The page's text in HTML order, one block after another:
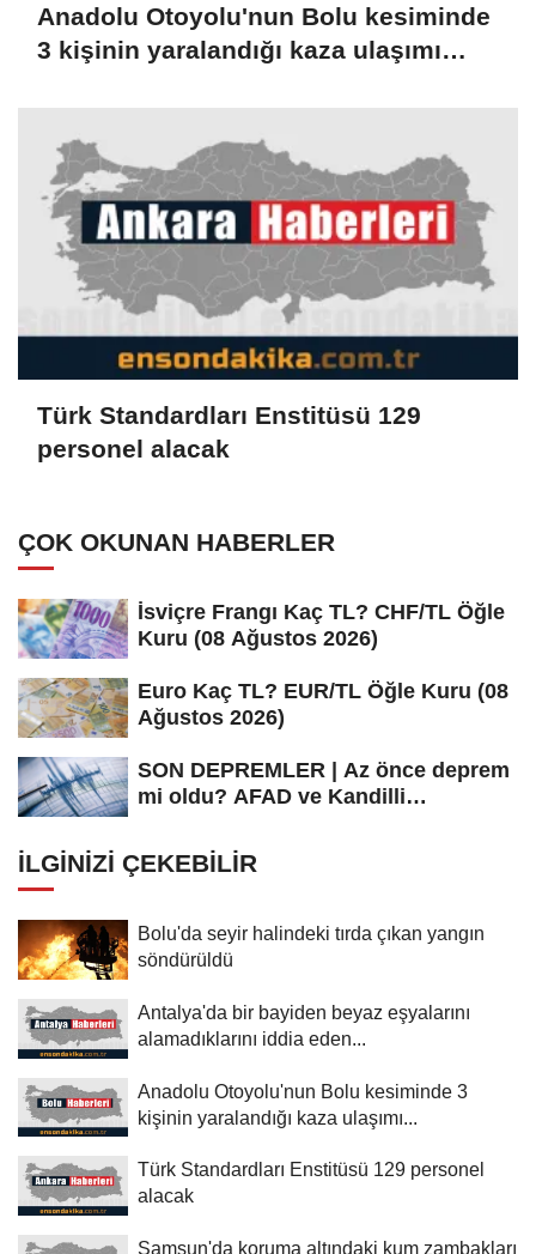
Anadolu Otoyolu'nun Bolu kesiminde
3 kişinin yaralandığı kaza ulaşımı
Türk Standardları Enstitüsü 129
personel alacak
ÇOK OKUNAN HABERLER
İsviçre Frangı Kaç TL? CHF/TL Öğle
Kuru (08 Ağustos 2026)
Euro Kaç TL? EUR/TL Öğle Kuru (08
Ağustos 2026)
SON DEPREMLER | Az önce deprem
mi oldu? AFAD ve Kandilli
İLGINIZI ÇEKEBILIR
Bolu'da seyir halindeki tırda çıkan yangın
söndürüldü
Antalya'da bir bayiden beyaz eşyalarını
alamadıklarını iddia eden...
Anadolu Otoyolu'nun Bolu kesiminde 3
kişinin yaralandığı kaza ulaşımı...
Türk Standardları Enstitüsü 129 personel
alacak
Samsun'da koruma altındaki kum zambakları